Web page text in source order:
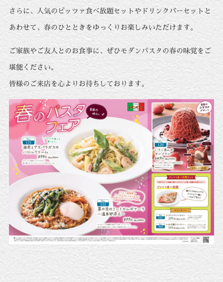
さらに、人気のピッツァ食べ放題セットやドリンクバーセットと
あわせて、春のひとときをゆっくりお楽しみいただけます。
ご家族やご友人とのお食事に、ぜひモダンパスタの春の味覚をご
堪能ください。
皆様のご来店を心よりお待ちしております。